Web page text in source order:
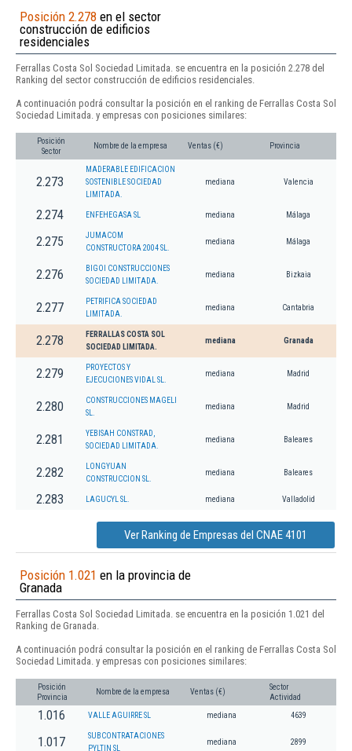
Posición 2.278 en el sector
construcción de edificios
residenciales
Ferrallas Costa Sol Sociedad Limitada. se encuentra en la posición 2.278 del
Ranking del sector construcción de edificios residenciales.
A continuación podrá consultar la posición en el ranking de Ferrallas Costa Sol
Sociedad Limitada. y empresas con posiciones similares:
Posición
Sector
Nombre de la empresa Ventas (€) Provincia
2.273
MADERABLE EDIFICACION
SOSTENIBLE SOCIEDAD
LIMITADA.
mediana Valencia
2.274 ENFEHEGASA SL mediana Málaga
2.275
JUMACOM
CONSTRUCTORA 2004 SL.
mediana Málaga
2.276
BIGOI CONSTRUCCIONES
SOCIEDAD LIMITADA.
mediana Bizkaia
2.277
PETRIFICA SOCIEDAD
LIMITADA.
mediana Cantabria
2.278
FERRALLAS COSTA SOL
SOCIEDAD LIMITADA.
mediana Granada
2.279
PROYECTOS Y
EJECUCIONES VIDAL SL.
mediana Madrid
2.280
CONSTRUCCIONES MAGELI
SL.
mediana Madrid
2.281
YEBISAH CONSTRAD,
SOCIEDAD LIMITADA.
mediana Baleares
2.282
LONGYUAN
CONSTRUCCION SL.
mediana Baleares
2.283 LAGUCYL SL. mediana Valladolid
Ver Ranking de Empresas del CNAE 4101
Posición 1.021 en la provincia de
Granada
Ferrallas Costa Sol Sociedad Limitada. se encuentra en la posición 1.021 del
Ranking de Granada.
A continuación podrá consultar la posición en el ranking de Ferrallas Costa Sol
Sociedad Limitada. y empresas con posiciones similares:
Posición
Provincia
Nombre de la empresa Ventas (€)
Sector
Actividad
1.016 VALLE AGUIRRE SL mediana 4639
1.017
SUBCONTRATACIONES
PYLTIN SL
mediana 2899